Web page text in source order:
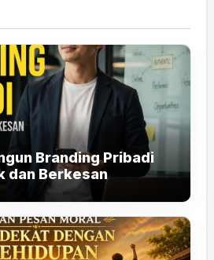
Branding Pribadi
dan Berkesan